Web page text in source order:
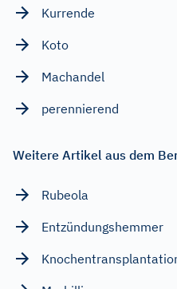
Kurrende
Koto
Machandel
perennierend
Weitere Artikel aus dem
Rubeola
Entzündungshemmer